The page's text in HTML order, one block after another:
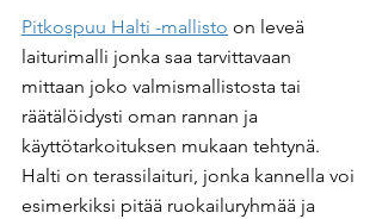
Pitkospuu Halti -mallisto on leveä
laiturimalli jonka saa tarvittavaan
mittaan joko valmismallistosta tai
räätälöidysti oman rannan ja
käyttötarkoituksen mukaan tehtynä.
Halti on terassilaituri, jonka kannella voi
esimerkiksi pitää ruokailuryhmää ja